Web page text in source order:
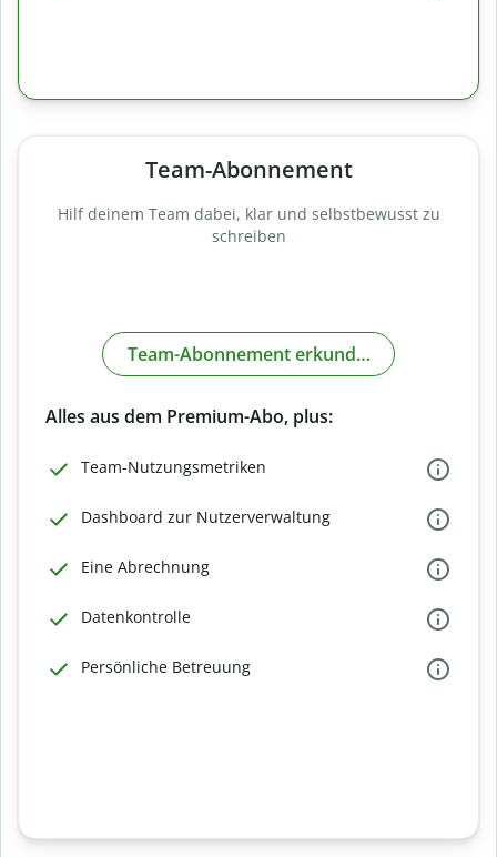
Team-Abonnement
Hilf deinem Team dabei, klar und selbstbewusst zu
schreiben
Team-Abonnement erkunden
Alles aus dem Premium-Abo, plus:
Team-Nutzungsmetriken
Dashboard zur Nutzerverwaltung
Eine Abrechnung
Datenkontrolle
Persönliche Betreuung